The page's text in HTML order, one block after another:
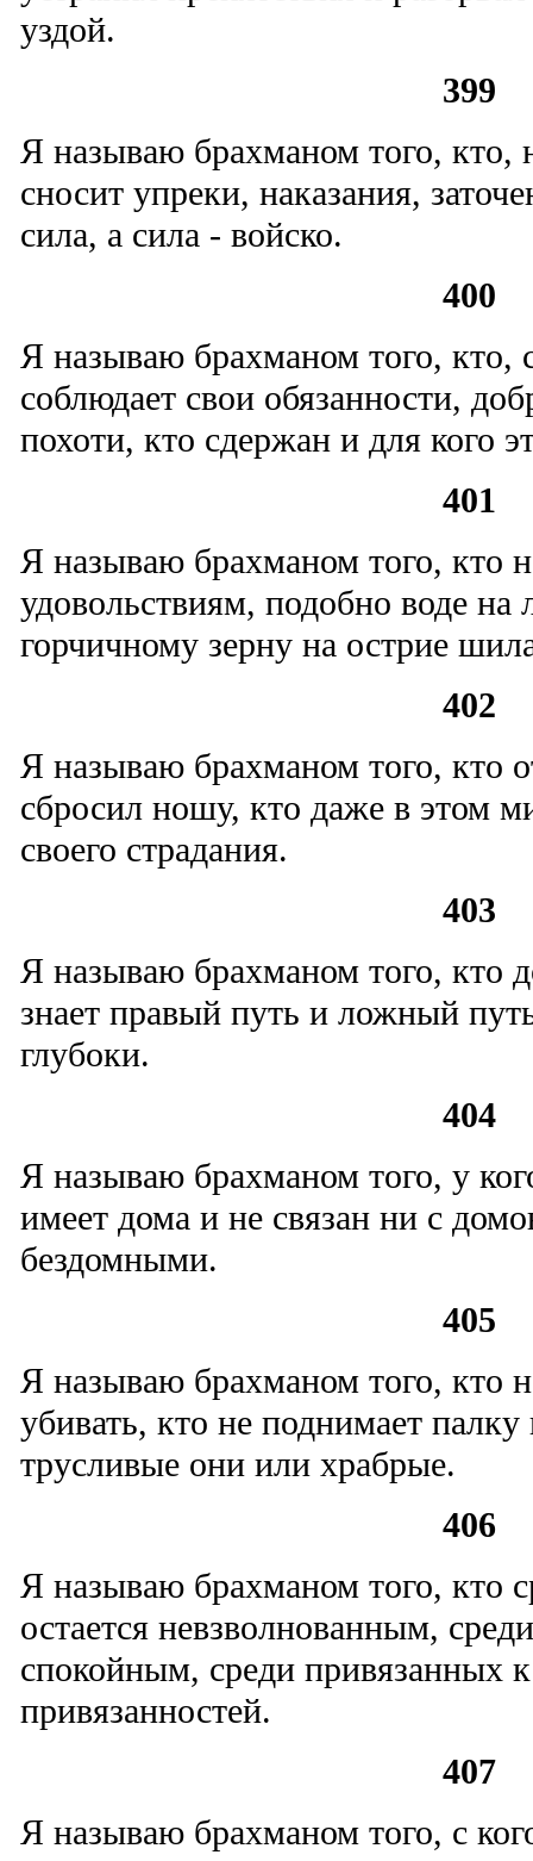
уздой.
399
Я называю брахманом того, кто,
сносит упреки, наказания,
сила, а сила - войско.
400
Я называю брахманом того, кто,
соблюдает свои обязанности,
похоти, кто сдержан и для кого
401
Я называю брахманом того, кто
удовольствиям, подобно воде на
горчичному зерну на острие
402
Я называю брахманом того, кто
сбросил ношу, кто даже в этом
своего страдания.
403
Я называю брахманом того, кто
знает правый путь и ложный
глубоки.
404
Я называю брахманом того, у
имеет дома и не связан ни с
бездомными.
405
Я называю брахманом того, кто
убивать, кто не поднимает
трусливые они или храбрые.
406
Я называю брахманом того, кто
остается невзволнованным,
спокойным, среди привязанных
привязанностей.
407
Я называю брахманом того, с